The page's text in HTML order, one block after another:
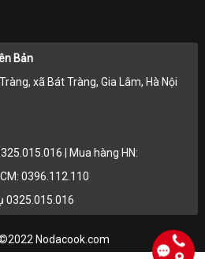
Bản
xã Bát Tràng, Gia Lâm, Hà Nội
| Mua hàng HN:
0396.112.110
0325.015.016
Nodacook.com